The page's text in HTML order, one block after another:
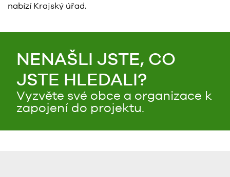
nabízí Krajský úřad.
NENAŠLI JSTE, CO
JSTE HLEDALI?
Vyzvěte své obce a organizace k
zapojení do projektu.